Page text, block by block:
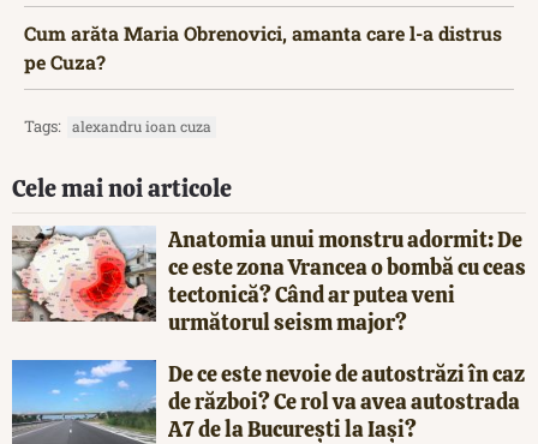
Cum arăta Maria Obrenovici, amanta care l-a distrus
pe Cuza?
Tags: alexandru ioan cuza
Cele mai noi articole
Anatomia unui monstru adormit: De
ce este zona Vrancea o bombă cu ceas
tectonică? Când ar putea veni
următorul seism major?
De ce este nevoie de autostrăzi în caz
de război? Ce rol va avea autostrada
A7 de la București la Iași?